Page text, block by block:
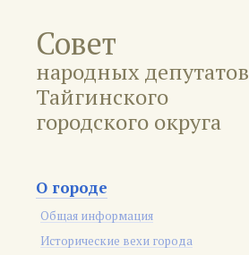
Совет
народных депутатов
Тайгинского
городского округа
О городе
Общая информация
Исторические вехи города